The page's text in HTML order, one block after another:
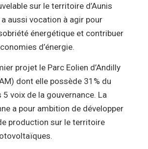
sur le territoire d’Aunis
aussi vocation à agir pour
énergétique et contribuer
d’énergie.
projet le Parc Eolien d’Andilly
dont elle possède 31% du
voix de la gouvernance. La
a pour ambition de développer
production sur le territoire